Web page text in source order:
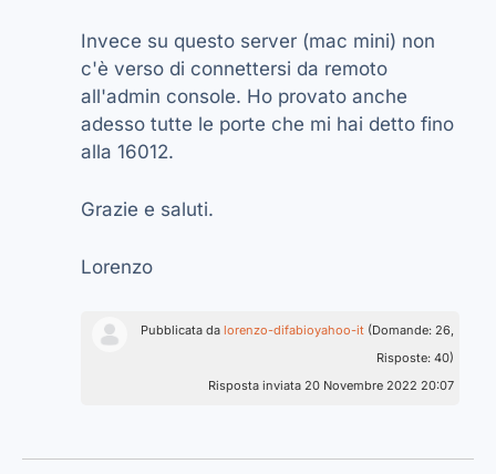
Invece su questo server (mac mini) non
c'è verso di connettersi da remoto
all'admin console. Ho provato anche
adesso tutte le porte che mi hai detto fino
alla 16012.
Grazie e saluti.
Lorenzo
Pubblicata da lorenzo-difabioyahoo-it (Domande: 26,
Risposte: 40)
Risposta inviata 20 Novembre 2022 20:07